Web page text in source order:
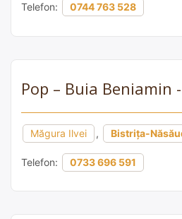
Telefon: 0744 763 528
Pop – Buia Beniamin
Măgura Ilvei , Bistrița-
Telefon: 0733 696 591